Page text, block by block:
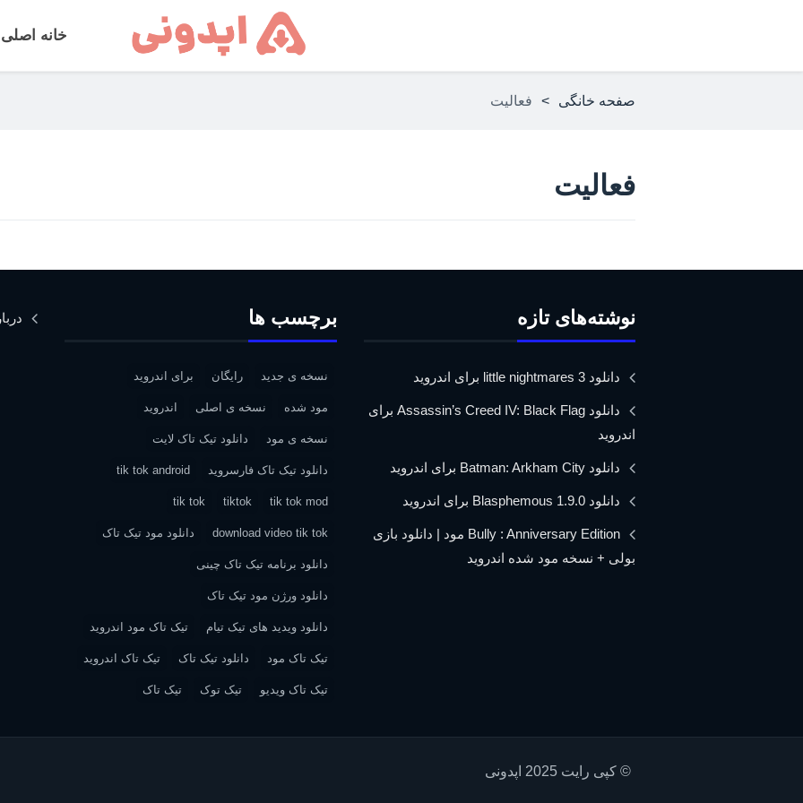
خانه اصلی
صفحه خانگی > فعاليت
فعاليت
نوشته‌های تازه
دانلود little nightmares 3 برای اندروید
دانلود Assassin’s Creed IV: Black Flag برای
اندروید
دانلود Batman: Arkham City برای اندروید
دانلود Blasphemous 1.9.0 برای اندروید
Bully : Anniversary Edition مود | دانلود بازی
بولی + نسخه مود شده اندروید
برچسب ها
نسخه ی جدید رایگان برای اندروید
مود شده نسخه ی اصلی اندروید
نسخه ی مود دانلود تیک تاک لایت
دانلود تیک تاک فارسروید tik tok android
tik tok mod
tiktok
tik tok
download video tik tok دانلود مود تیک تاک
دانلود برنامه تیک تاک چینی
دانلود ورژن مود تیک تاک
دانلود ویدید های تیک تیام تیک تاک مود اندروید
تیک تاک مود دانلود تیک تاک تیک تاک اندروید
تیک تاک ویدیو تیک توک تیک تاک
© کپی رایت 2025 اپدونی